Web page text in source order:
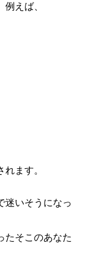
えば、
ます。
迷いそうになっ
たそこのあなた